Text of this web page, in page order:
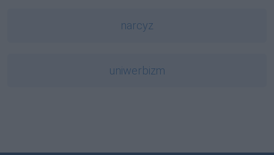
narcyz
uniwerbizm